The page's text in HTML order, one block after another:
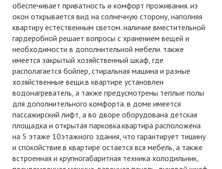
обеспечивает приватность и комфорт проживания. из
окон открывается вид на солнечную сторону, наполняя
квартиру естественным светом. наличие вместительной
гардеробной решает вопросы с хранением вещей и
необходимости в дополнительной мебели. также
имеется закрытый хозяйственный шкаф, где
располагается бойлер, стиральная машина и разные
хозяйственные вещи.в квартире установлен
водонагреватель, а также предусмотрены теплые полы
для дополнительного комфорта. в доме имеется
пассажирский лифт, а во дворе оборудована детская
площадка и открытая парковка.квартира расположена
на 5 этаже 10этажного здания, что гарантирует тишину
и спокойствие.в квартире остается вся мебель, а также
встроенная и крупногабаритная техника холодильник,